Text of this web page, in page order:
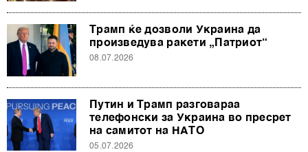
Трамп ќе дозволи Украина да
произведува ракети „Патриот“
08.07.2026
Путин и Трамп разговараа
телефонски за Украина во пресрет
на самитот на НАТО
05.07.2026